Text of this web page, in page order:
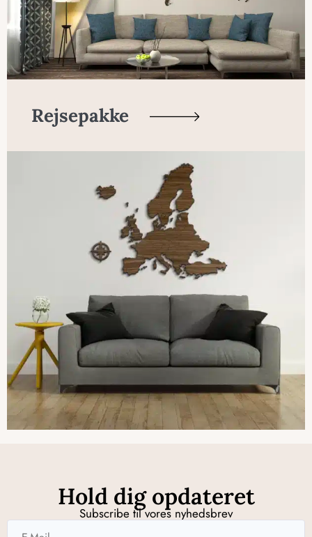
Rejsepakke
Hold dig opdateret
Subscribe til vores nyhedsbrev